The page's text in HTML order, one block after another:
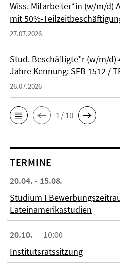
Wiss. Mitarbeiter*in (w/m/d)
mit 50%-
27.07.2026
Stud. Beschäftigte*r (w/m/d)
Jahre Kennung: SFB 1512 /
26.07.2026
1 / 10
TERMINE
20.04. - 15.08.
Studium I
Lateinamerikastudien
20.10.
10:00
Institutsratssitzung